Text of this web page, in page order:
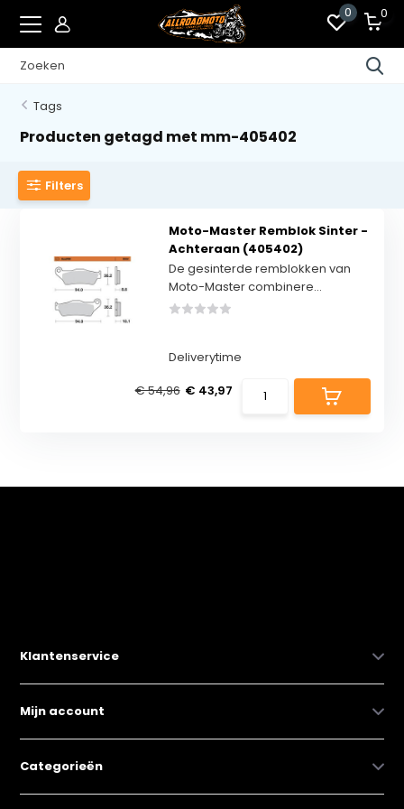
0 0
Tags
Producten getagd met mm-405402
Filters
Moto-Master Remblok Sinter -
Achteraan (405402)
De gesinterde remblokken van
Moto-Master combinere...
Deliverytime
€ 54,96 € 43,97
Klantenservice
Mijn account
Categorieën